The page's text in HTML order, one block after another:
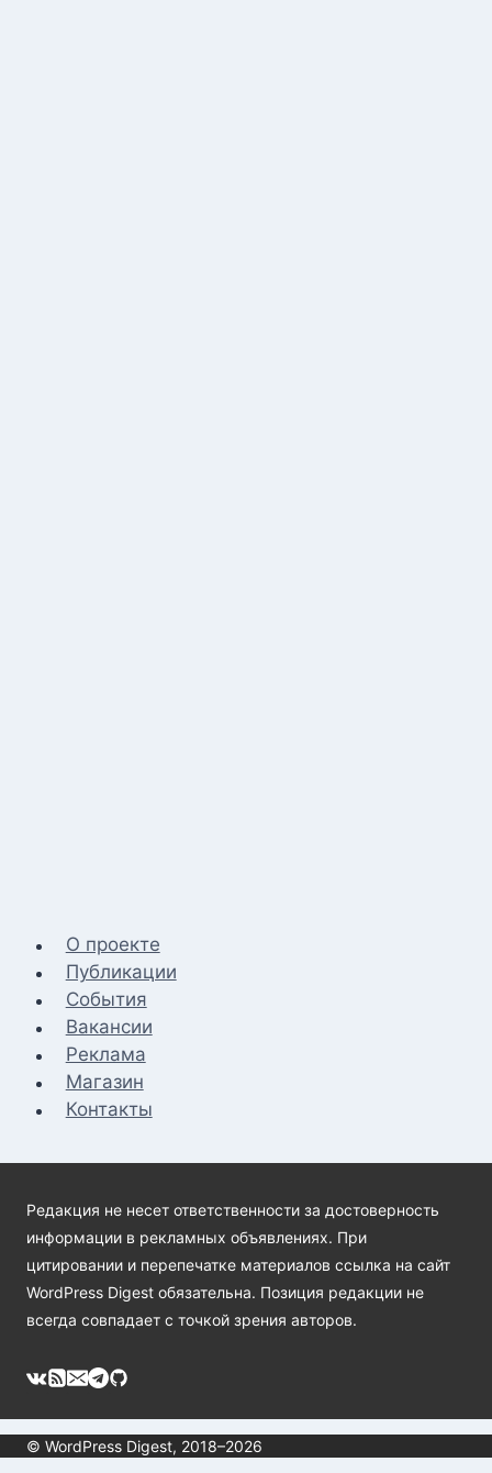
О проекте
Публикации
События
Вакансии
Реклама
Магазин
Контакты
Редакция не несет ответственности за достоверность
информации в рекламных объявлениях. При
цитировании и перепечатке материалов ссылка на сайт
WordPress Digest обязательна. Позиция редакции не
всегда совпадает с точкой зрения авторов.
© WordPress Digest, 2018–2026